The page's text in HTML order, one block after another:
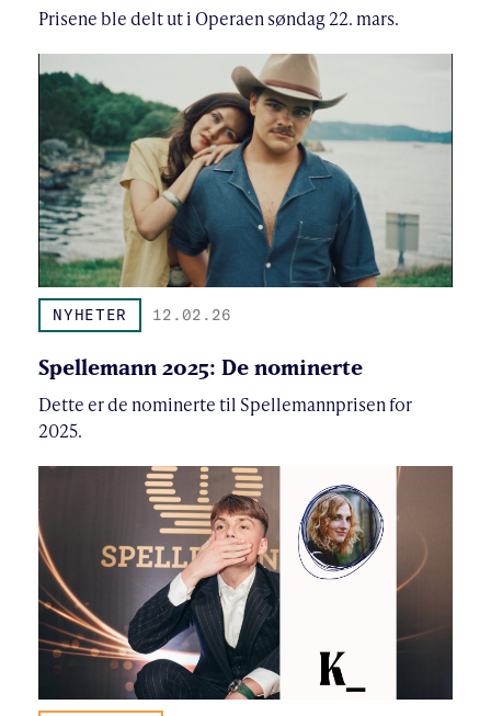
Prisene ble delt ut i Operaen søndag 22. mars.
NYHETER 12.02.26
Spellemann 2025: De nominerte
Dette er de nominerte til Spellemannprisen for
2025.